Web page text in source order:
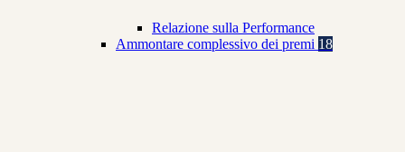
Relazione sulla Performance
Ammontare complessivo dei premi 18